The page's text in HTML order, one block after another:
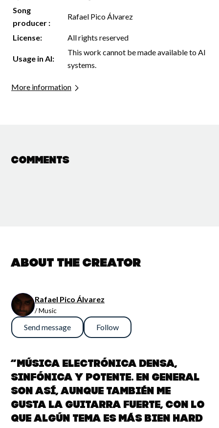
Song
producer :
Rafael Pico Álvarez
License: All rights reserved
Usage in AI:
This work cannot be made available to AI
systems.
More information
Comments
About the creator
Rafael Pico Álvarez
/ Music
Send message Follow
“Música electrónica densa,
sinfónica y potente. En general
son así, aunque también me
gusta la guitarra fuerte, con lo
que algún tema es más bien hard